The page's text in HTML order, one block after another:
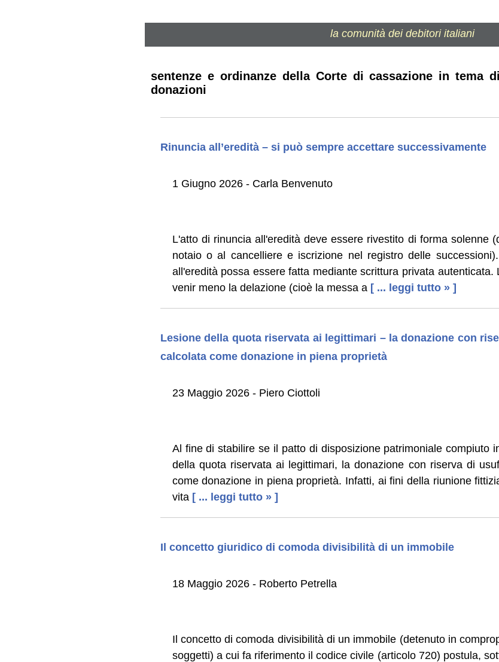
la comunità dei debitori italiani
sentenze e ordinanze della Corte di cassazione in tema
donazioni
Rinuncia all’eredità – si può sempre accettare successivamente
1 Giugno 2026 - Carla Benvenuto
L'atto di rinuncia all'eredità deve essere rivestito di forma solenne
notaio o al cancelliere e iscrizione nel registro delle
all'eredità possa essere fatta mediante scrittura privata autenticata.
venir meno la delazione (cioè la messa a [ ... leggi tutto » ]
Lesione della quota riservata ai legittimari – la donazione con
calcolata come donazione in piena proprietà
23 Maggio 2026 - Piero Ciottoli
Al fine di stabilire se il patto di disposizione patrimoniale compiuto
della quota riservata ai legittimari, la donazione con riserva di
come donazione in piena proprietà. Infatti, ai fini della riunione
vita [ ... leggi tutto » ]
Il concetto giuridico di comoda divisibilità di un immobile
18 Maggio 2026 - Roberto Petrella
Il concetto di comoda divisibilità di un immobile (detenuto in
soggetti) a cui fa riferimento il codice civile (articolo 720) postula,